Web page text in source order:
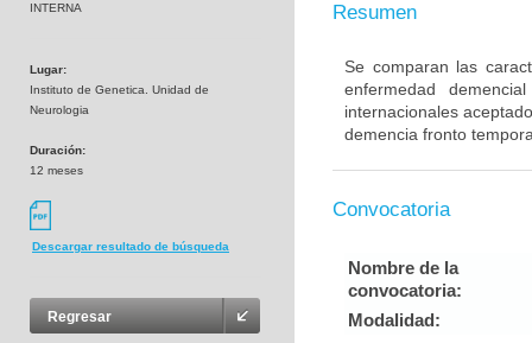
INTERNA
Lugar:
Instituto de Genetica. Unidad de
Neurologia
Duración:
12 meses
Descargar resultado de búsqueda
Regresar
Resumen
Se comparan las
enfermedad
internacionales
demencia fronto
Convocatoria
Nombre de la
convocatoria:
Modalidad: